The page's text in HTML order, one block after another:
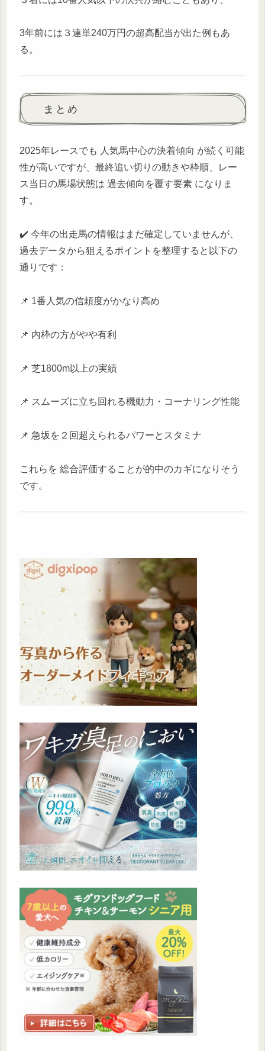
3年前には３連単240万円の超高配当が出た例もあ
る。
まとめ
2025年レースでも 人気馬中心の決着傾向 が続く可能
性が高いですが、最終追い切りの動きや枠順、レー
ス当日の馬場状態は 過去傾向を覆す要素 になりま
す。
✔️ 今年の出走馬の情報はまだ確定していませんが、
過去データから狙えるポイントを整理すると以下の
通りです：
📌 1番人気の信頼度がかなり高め
📌 内枠の方がやや有利
📌 芝1800m以上の実績
📌 スムーズに立ち回れる機動力・コーナリング性能
📌 急坂を２回超えられるパワーとスタミナ
これらを 総合評価することが的中のカギになりそう
です。